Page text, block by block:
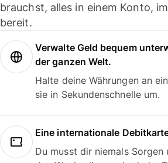
brauchst, alles in einem Konto,
bereit.
Verwalte Geld bequem
der ganzen Welt.
Halte deine Währungen an
sie in Sekundenschnelle um.
Eine internationale
Du musst dir niemals